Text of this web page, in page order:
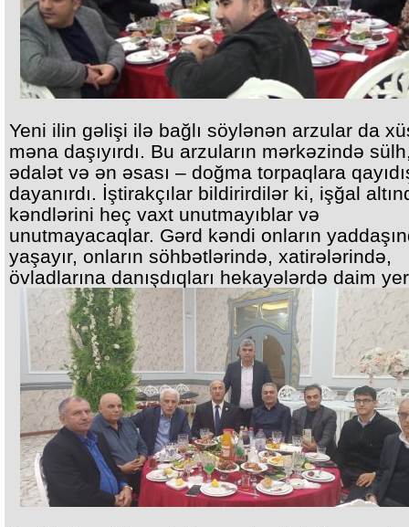
Yeni ilin gəlişi ilə bağlı söylənən arzular da
məna daşıyırdı. Bu arzuların mərkəzində
ədalət və ən əsası – doğma torpaqlara
dayanırdı. İştirakçılar bildirirdilər ki, işğal
kəndlərini heç vaxt unutmayıblar və
unutmayacaqlar. Gərd kəndi onların
yaşayır, onların söhbətlərində, xatirələrində,
övladlarına danışdıqları hekayələrdə daim